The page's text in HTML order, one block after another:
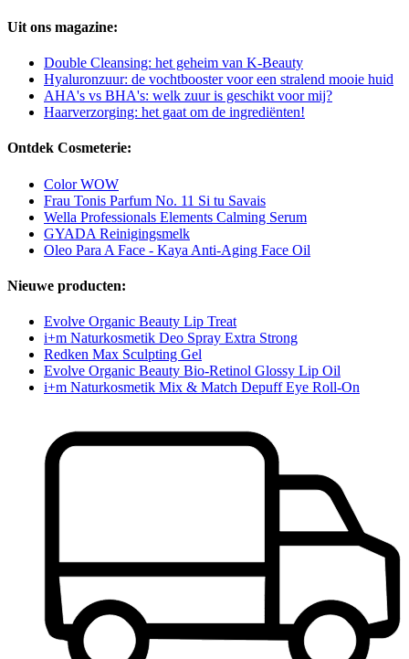
Uit ons magazine:
Double Cleansing: het geheim van K-Beauty
Hyaluronzuur: de vochtbooster voor een stralend mooie huid
AHA's vs BHA's: welk zuur is geschikt voor mij?
Haarverzorging: het gaat om de ingrediënten!
Ontdek Cosmeterie:
Color WOW
Frau Tonis Parfum No. 11 Si tu Savais
Wella Professionals Elements Calming Serum
GYADA Reinigingsmelk
Oleo Para A Face - Kaya Anti-Aging Face Oil
Nieuwe producten:
Evolve Organic Beauty Lip Treat
i+m Naturkosmetik Deo Spray Extra Strong
Redken Max Sculpting Gel
Evolve Organic Beauty Bio-Retinol Glossy Lip Oil
i+m Naturkosmetik Mix & Match Depuff Eye Roll-On